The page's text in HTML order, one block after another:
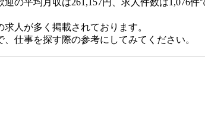
の平均月収は261,157円、求人件数は1,076
人が多く掲載されております。
仕事を探す際の参考にしてみてください。